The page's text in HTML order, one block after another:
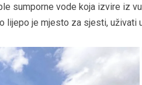
sumporne vode koja izvire iz
lijepo je mjesto za sjesti, uživati